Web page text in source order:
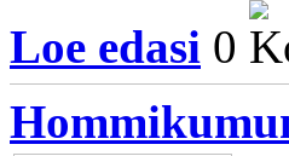
Loe edasi 0